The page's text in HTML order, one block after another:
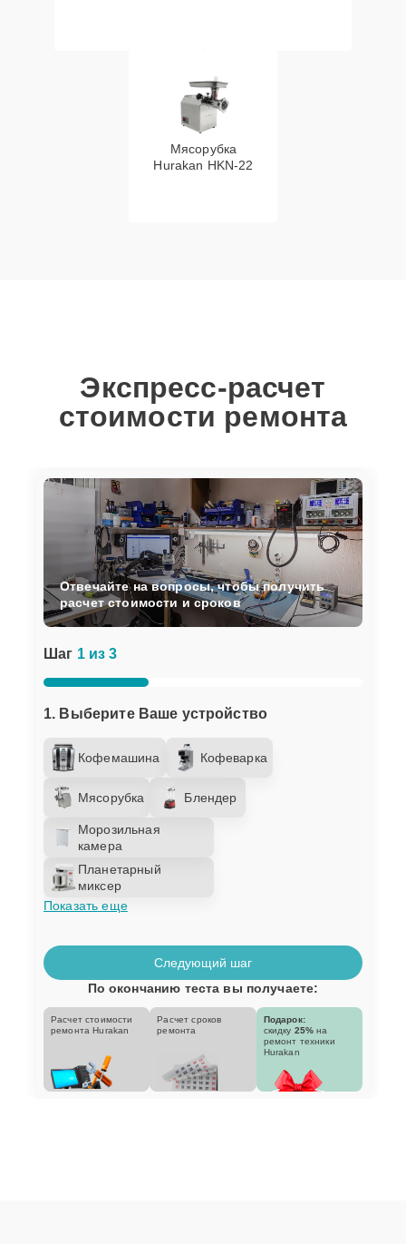
Мясорубка
Hurakan HKN‑22
Экспресс-расчет
стоимости ремонта
Шаг 1 из 3
1. Выберите Ваше устройство
Кофемашина Кофеварка
Мясорубка Блендер
Морозильная
камера
Планетарный
миксер
Показать еще
Отвечайте на вопросы, чтобы получить
расчет стоимости и сроков
Следующий шаг
По окончанию теста вы получаете:
Расчет стоимости
ремонта Hurakan
Расчет сроков
ремонта
Подарок:
скидку 25% на
ремонт техники
Hurakan